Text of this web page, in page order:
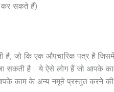
कर सकते हैं)
जो कि एक औपचारिक पत्र है
जा सकती है। ये ऐसे लोग हैं जो आपके
काम के अन्य नमूने प्रस्तुत करने